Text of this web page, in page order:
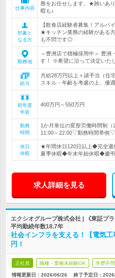
仕事内容
務をお任せします。★賄いあ
暇も♪
対象と
なる方
【飲食店経験者募集！アルバ
★キッチン業務の経験がある
も不問です◎
勤務地
＜豊洲店で積極採用中＞ 豊洲
す！ ※希望に沿って決定いた
給与
月給28万円以上＋諸手当（住
スキル・年齢を考慮の上、優
初年度
年収
400万円～550万円
勤務
時間
1か月単位の変形労働時間制（
11:00～22:00▽勤務時間帯例
休日
休暇
★年間休日120日以上◆完全
夏季休暇◆年末年始休暇◆慶
求人詳細を見る
エクシオグループ株式会社 | 《東証プ
平均勤続年数18.7年
社会インフラを支える！【電気
円！
正社員 職種・業種未経験OK 学歴不問
情報更新日：2026/06/26 終了予定日：